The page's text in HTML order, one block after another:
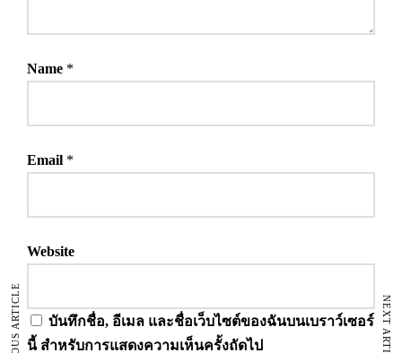
Name *
Email *
Website
บันทึกชื่อ, อีเมล และชื่อเว็บไซต์ของฉันบนเบราว์เซอร์
นี้ สำหรับการแสดงความเห็นครั้งถัดไป
NEXT ARTICLE